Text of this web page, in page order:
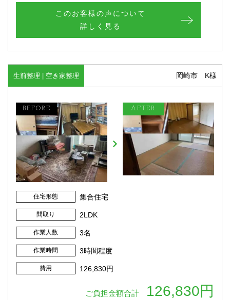
このお客様の声について
詳しく見る
生前整理 | 空き家整理 岡崎市 K様
住宅形態 集合住宅
間取り 2LDK
作業人数 3名
作業時間 3時間程度
費用 126,830円
ご負担金額合計 126,830円